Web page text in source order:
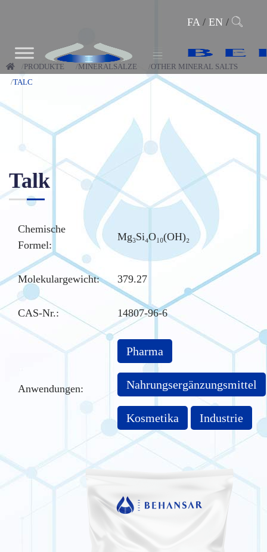
FA/ EN/
PRODUKTE MINERALSALZE
OTHER MINERAL SALTS
TALC
Talk
Chemische
Formel:
Mg₃Si₄O₁₀(OH)₂
Molekulargewicht: 379.27
CAS-Nr.: 14807-96-6
Anwendungen:
Pharma
Nahrungsergänzungsmittel
Kosmetika Industrie